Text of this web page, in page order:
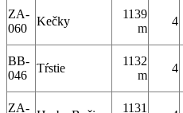
ZA-
060
Kečky
1139
m
4
BB-
046
Tŕstie
1132
m
4
ZA-
1131